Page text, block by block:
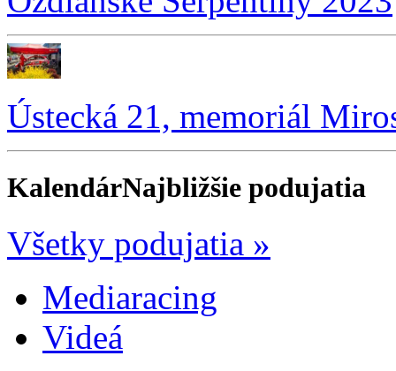
Ústecká 21, memoriál
KalendárNajbližšie podujatia
Všetky podujatia »
Mediaracing
Videá